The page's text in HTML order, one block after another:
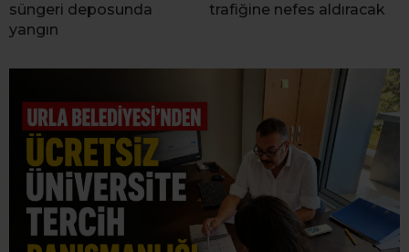
süngeri deposunda
yangın
trafiğine nefes aldıracak